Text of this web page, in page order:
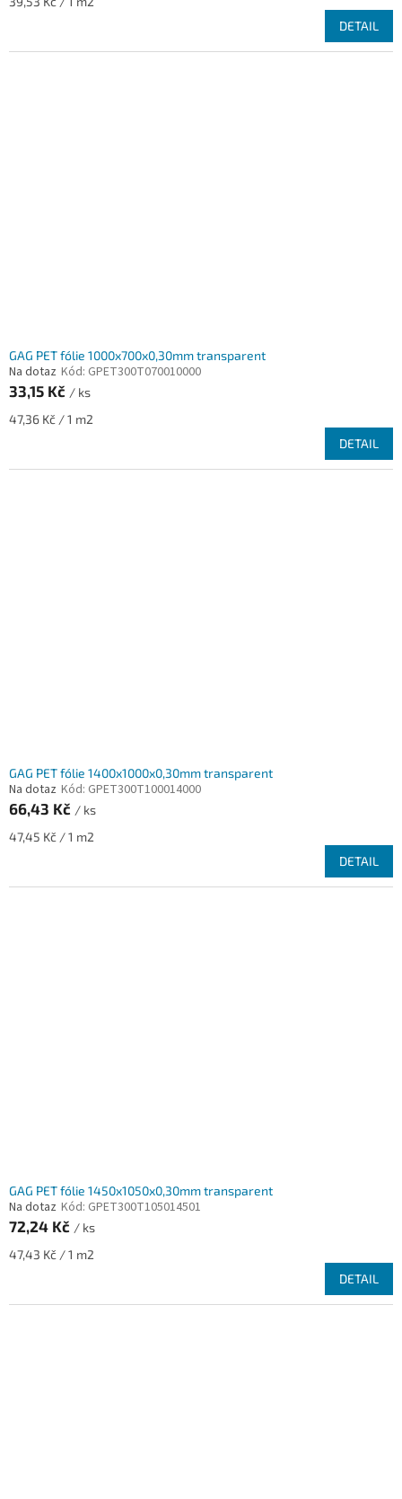
DETAIL
GAG PET fólie 1000x700x0,30mm transparent
Na dotaz Kód: GPET300T070010000
33,15 Kč / ks
Měrná
47,36 Kč / 1 m2
DETAIL
GAG PET fólie 1400x1000x0,30mm transparent
Na dotaz Kód: GPET300T100014000
66,43 Kč / ks
Měrná
47,45 Kč / 1 m2
DETAIL
GAG PET fólie 1450x1050x0,30mm transparent
Na dotaz Kód: GPET300T105014501
72,24 Kč / ks
Měrná
47,43 Kč / 1 m2
DETAIL